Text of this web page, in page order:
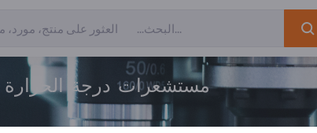
مستشعرات درجة الحرارة
12